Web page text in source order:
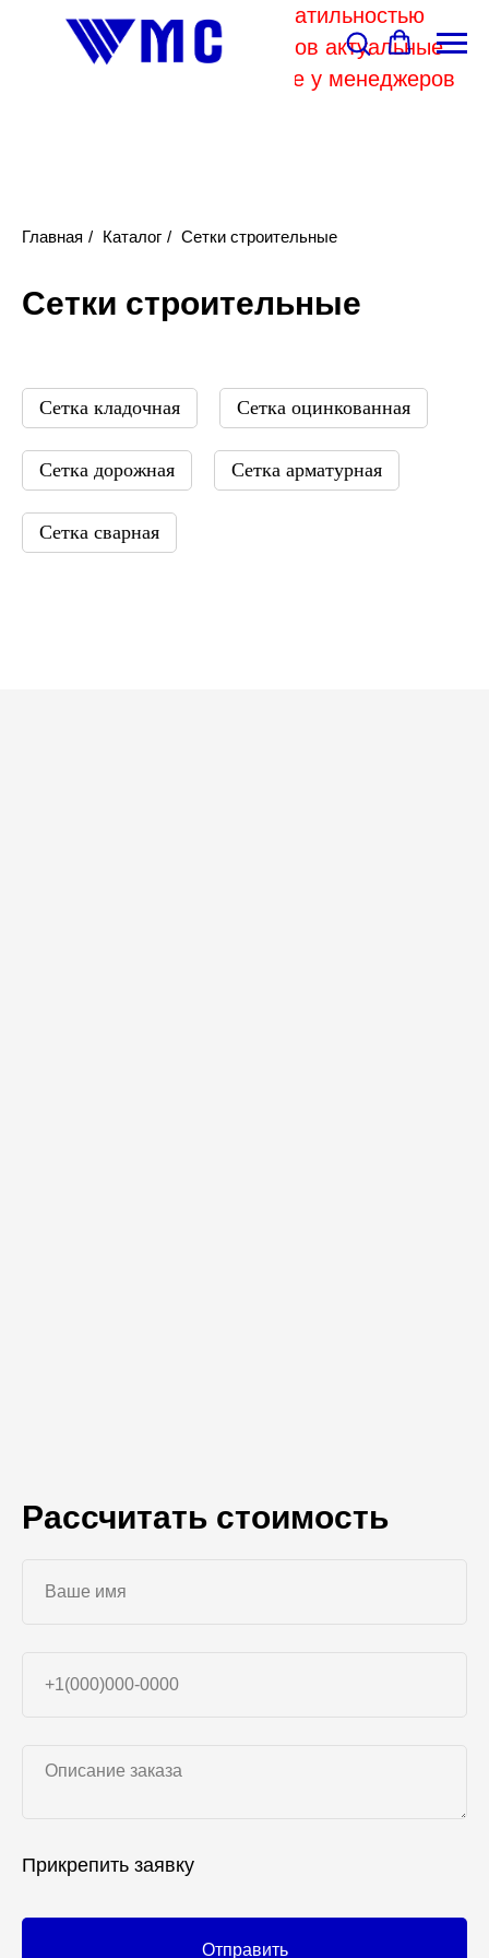
В связи с высокой волатильностью
отпускных цен комбинатов актуальные
цены на металл уточняйте у менеджеров
Главная / Каталог / Сетки строительные
Сетки строительные
Сетка кладочная Сетка оцинкованная
Сетка дорожная Сетка арматурная
Сетка сварная
Рассчитать стоимость
Прикрепить заявку
Отправить